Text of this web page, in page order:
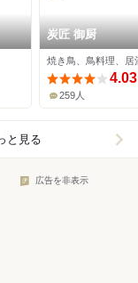
炭匠 御厨
焼き鳥、鳥料理、居
4.03
259人
と見る
広告を非表示